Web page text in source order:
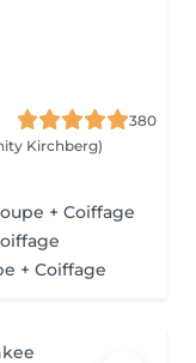
380
Kirchberg)
+ Coiffage
+ Coiffage